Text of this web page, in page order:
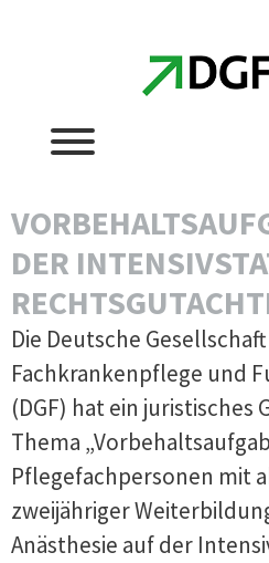
DER
Die Deutsche
Fachkrankenpflege und
(DGF) hat ein juristisches
Thema
Pflegefachpersonen mit
zweijähriger
Anästhesie auf der